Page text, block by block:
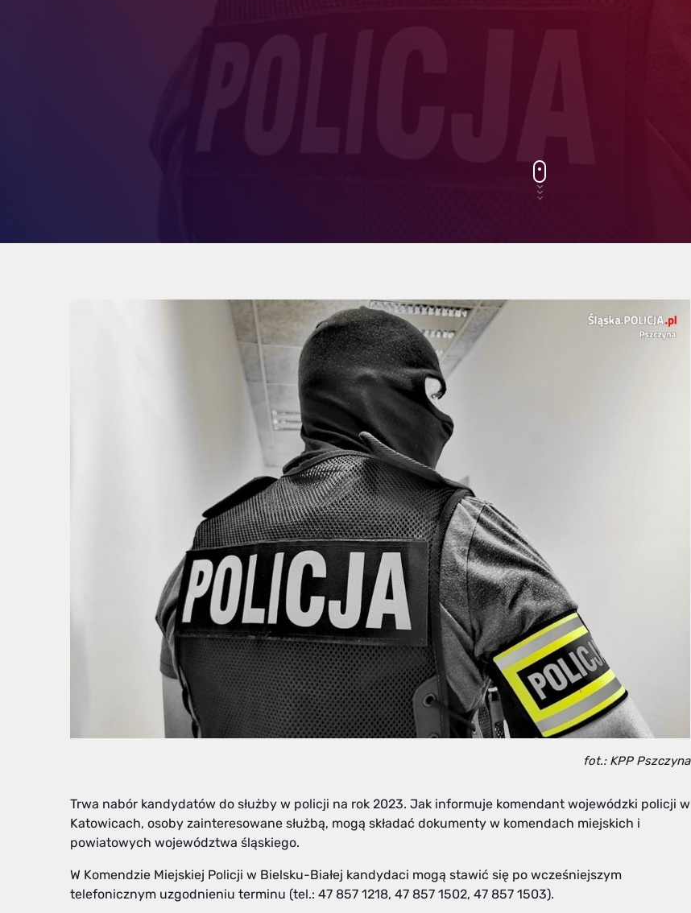
fot.: KPP Pszczyna
Trwa nabór kandydatów do służby w policji na rok 2023. Jak informuje komendant wojewódzki policji w
Katowicach, osoby zainteresowane służbą, mogą składać dokumenty w komendach miejskich i
powiatowych województwa śląskiego.
W Komendzie Miejskiej Policji w Bielsku-Białej kandydaci mogą stawić się po wcześniejszym
telefonicznym uzgodnieniu terminu (tel.: 47 857 1218, 47 857 1502, 47 857 1503).